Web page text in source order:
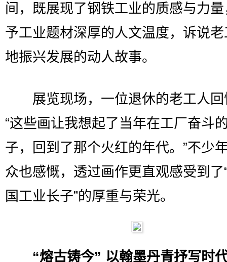
间，既展现了钢铁工业的质感与力
予工业题材深厚的人文温度，诉说
地振兴发展的动人故事。
展览现场，一位退休的老工人回
“这些画让我想起了当年在工厂奋斗
子，回到了那个火红的年代。”不少
众也感慨，透过画作更直观感受到了
国工业长子”的厚重与荣光。
“熔古铸今” 以翰墨丹青抒写时